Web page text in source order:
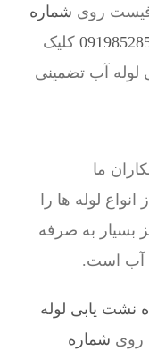
روی شماره
کلیک
لوله آب تضمینی
ما
لوله ها را
بسیار به صرفه
آب است.
نشت یابی لوله
روی شماره